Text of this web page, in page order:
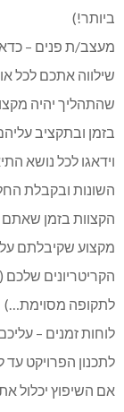
ביותר!)
מעצב/ת פנים –
שילווה אתכם לכל
שהתהליך יהיה
בזמן ובתקציב
וידאגו לכל נושא
השונות ובקבלת
הקצוות בזמן
מקצוע שקיבלתם
הקריטריונים
לתקופה מסוימת…)
לוחות זמנים –
לתכנון הפרויקט
אם השיפוץ יכלול